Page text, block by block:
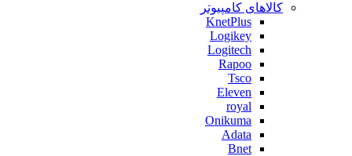
کالاهای کامپیوتر
KnetPlus
Logikey
Logitech
Rapoo
Tsco
Eleven
royal
Onikuma
Adata
Bnet